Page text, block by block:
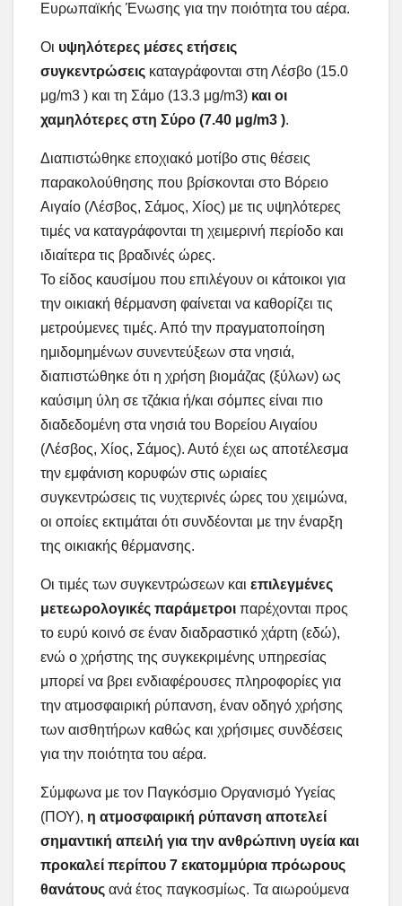
Ευρωπαϊκής Ένωσης για την ποιότητα του αέρα.
Οι υψηλότερες μέσες ετήσεις
συγκεντρώσεις καταγράφονται στη Λέσβο (15.0
μg/m3 ) και τη Σάμο (13.3 μg/m3) και οι
χαμηλότερες στη Σύρο (7.40 μg/m3 ).
Διαπιστώθηκε εποχιακό μοτίβο στις θέσεις
παρακολούθησης που βρίσκονται στο Βόρειο
Αιγαίο (Λέσβος, Σάμος, Χίος) με τις υψηλότερες
τιμές να καταγράφονται τη χειμερινή περίοδο και
ιδιαίτερα τις βραδινές ώρες.
Το είδος καυσίμου που επιλέγουν οι κάτοικοι για
την οικιακή θέρμανση φαίνεται να καθορίζει τις
μετρούμενες τιμές. Από την πραγματοποίηση
ημιδομημένων συνεντεύξεων στα νησιά,
διαπιστώθηκε ότι η χρήση βιομάζας (ξύλων) ως
καύσιμη ύλη σε τζάκια ή/και σόμπες είναι πιο
διαδεδομένη στα νησιά του Βορείου Αιγαίου
(Λέσβος, Χίος, Σάμος). Αυτό έχει ως αποτέλεσμα
την εμφάνιση κορυφών στις ωριαίες
συγκεντρώσεις τις νυχτερινές ώρες του χειμώνα,
οι οποίες εκτιμάται ότι συνδέονται με την έναρξη
της οικιακής θέρμανσης.
Οι τιμές των συγκεντρώσεων και επιλεγμένες
μετεωρολογικές παράμετροι παρέχονται προς
το ευρύ κοινό σε έναν διαδραστικό χάρτη (εδώ),
ενώ ο χρήστης της συγκεκριμένης υπηρεσίας
μπορεί να βρει ενδιαφέρουσες πληροφορίες για
την ατμοσφαιρική ρύπανση, έναν οδηγό χρήσης
των αισθητήρων καθώς και χρήσιμες συνδέσεις
για την ποιότητα του αέρα.
Σύμφωνα με τον Παγκόσμιο Οργανισμό Υγείας
(ΠΟΥ), η ατμοσφαιρική ρύπανση αποτελεί
σημαντική απειλή για την ανθρώπινη υγεία και
προκαλεί περίπου 7 εκατομμύρια πρόωρους
θανάτους ανά έτος παγκοσμίως. Τα αιωρούμενα